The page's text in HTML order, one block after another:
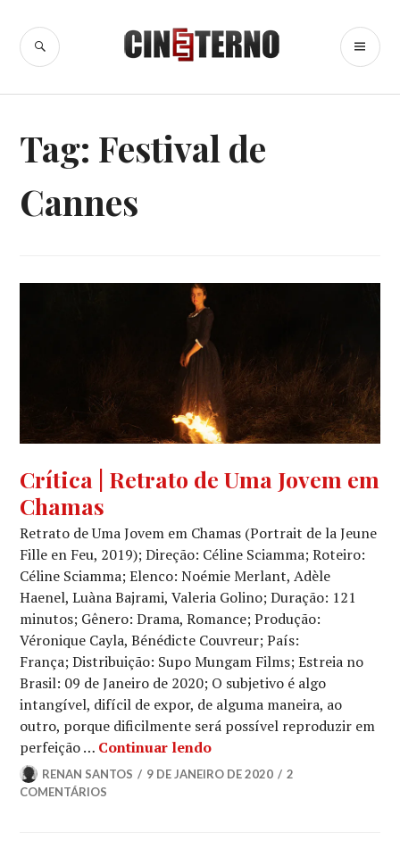
para
conteúdo
Cine Eterno
BUSCA
Tag: Festival de
Cannes
CINEMA,
CRÍTICA
CINEMATOGRÁFICA
Crítica | Retrato de Uma Jovem em
Chamas
Retrato de Uma Jovem em Chamas (Portrait de la Jeune
Fille en Feu, 2019); Direção: Céline Sciamma; Roteiro:
Céline Sciamma; Elenco: Noémie Merlant, Adèle
Haenel, Luàna Bajrami, Valeria Golino; Duração: 121
minutos; Gênero: Drama, Romance; Produção:
Véronique Cayla, Bénédicte Couvreur; País:
França; Distribuição: Supo Mungam Films; Estreia no
Brasil: 09 de Janeiro de 2020; O subjetivo é algo
intangível, difícil de expor, de alguma maneira, ao
outro, porque dificilmente será possível reproduzir em
perfeição … Continuar lendoCrítica | Retrato de Uma
RENAN SANTOS 9 DE JANEIRO DE 2020
2
COMENTÁRIOS